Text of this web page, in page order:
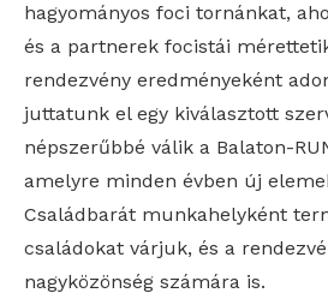
hagyományos foci tornánkat,
és a partnerek focistái
rendezvény eredményeként
juttatunk el egy kiválasztott
népszerűbbé válik a Balaton-
amelyre minden évben új
Családbarát munkahelyként
családokat várjuk, és a
nagyközönség számára is.